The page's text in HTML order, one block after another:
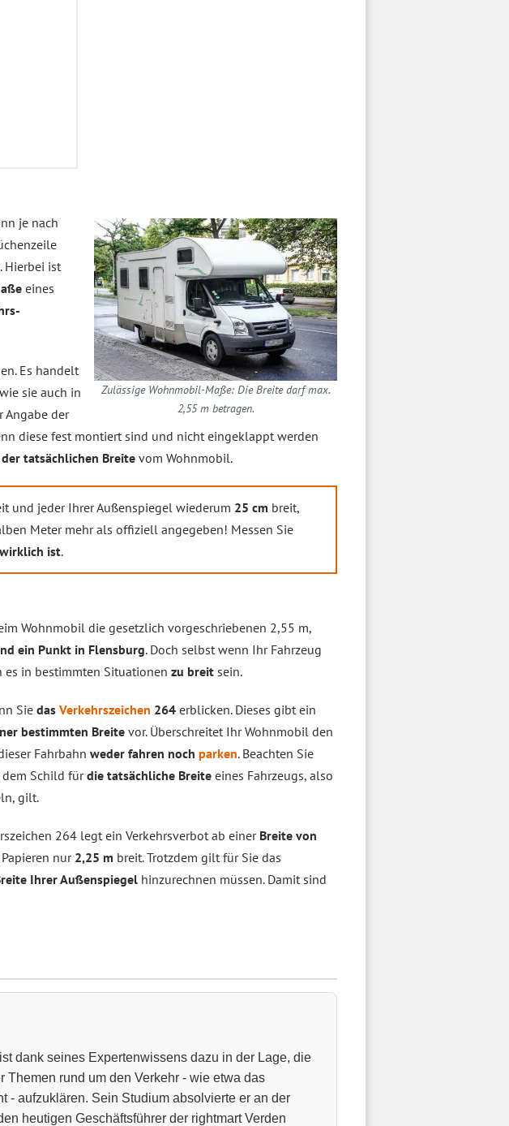
Zulässige Wohnmobil-Maße: Die Breite darf max.
2,55 m betragen.
je nach
Hierbei ist
eines
Es handelt
sie auch in
Angabe der
diese fest montiert sind und nicht eingeklappt werden
tatsächlichen Breite vom Wohnmobil.
und jeder Ihrer Außenspiegel wiederum 25 cm breit,
Meter mehr als offiziell angegeben! Messen Sie
ist.
Wohnmobil die gesetzlich vorgeschriebenen 2,55 m,
ein Punkt in Flensburg. Doch selbst wenn Ihr Fahrzeug
es in bestimmten Situationen zu breit sein.
Sie das Verkehrszeichen 264 erblicken. Dieses gibt ein
bestimmten Breite vor. Überschreitet Ihr Wohnmobil den
Fahrbahn weder fahren noch parken. Beachten Sie
dem Schild fürdie tatsächliche Breite eines Fahrzeugs, also
gilt.
264 legt ein Verkehrsverbot ab einerBreite von
nur2,25 m breit. Trotzdem gilt für Sie das
Ihrer Außenspiegel hinzurechnen müssen. Damit sind
dank seines Expertenwissens dazu in der Lage, die
Themen rund um den Verkehr - wie etwa das
- aufzuklären. Sein Studium absolvierte er an der
heutigen Geschäftsführer der rightmart Verden